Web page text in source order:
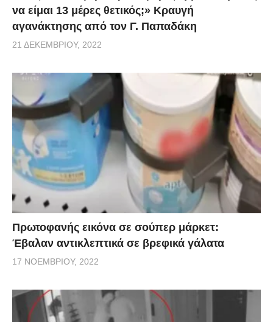
να είμαι 13 μέρες θετικός;» Κραυγή
αγανάκτησης από τον Γ. Παπαδάκη
21 ΔΕΚΕΜΒΡΊΟΥ, 2022
Πρωτοφανής εικόνα σε σούπερ μάρκετ:
Έβαλαν αντικλεπτικά σε βρεφικά γάλατα
17 ΝΟΕΜΒΡΊΟΥ, 2022